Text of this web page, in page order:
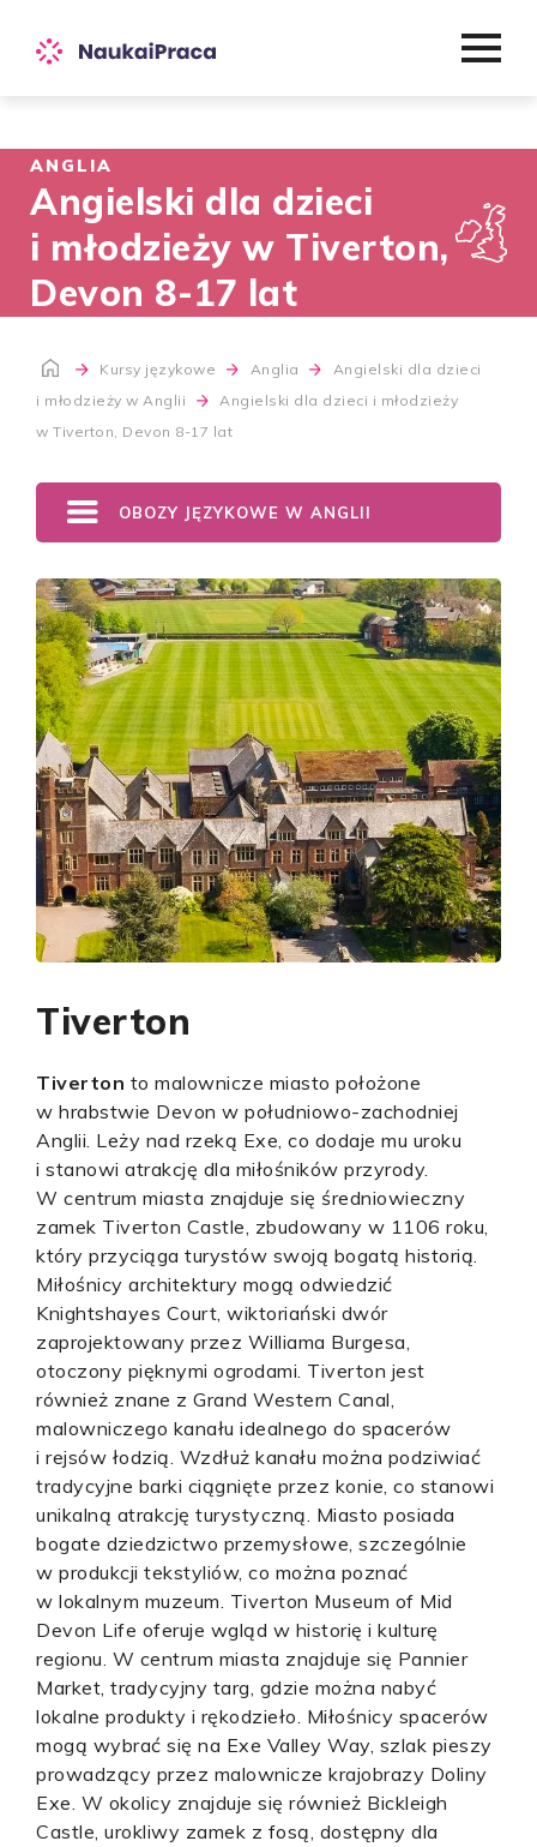
ANGLIA
Angielski dla dzieci
i młodzieży w Tiverton,
Devon 8-17 lat
Kursy językowe Anglia
Angielski dla dzieci
i młodzieży w Anglii
Angielski dla dzieci i młodzieży
w Tiverton, Devon 8-17 lat
OBOZY JĘZYKOWE W ANGLII
Tiverton
Tiverton to malownicze miasto położone
w hrabstwie Devon w południowo-zachodniej
Anglii. Leży nad rzeką Exe, co dodaje mu uroku
i stanowi atrakcję dla miłośników przyrody.
W centrum miasta znajduje się średniowieczny
zamek Tiverton Castle, zbudowany w 1106 roku,
który przyciąga turystów swoją bogatą historią.
Miłośnicy architektury mogą odwiedzić
Knightshayes Court, wiktoriański dwór
zaprojektowany przez Williama Burgesa,
otoczony pięknymi ogrodami. Tiverton jest
również znane z Grand Western Canal,
malowniczego kanału idealnego do spacerów
i rejsów łodzią. Wzdłuż kanału można podziwiać
tradycyjne barki ciągnięte przez konie, co stanowi
unikalną atrakcję turystyczną. Miasto posiada
bogate dziedzictwo przemysłowe, szczególnie
w produkcji tekstyliów, co można poznać
w lokalnym muzeum. Tiverton Museum of Mid
Devon Life oferuje wgląd w historię i kulturę
regionu. W centrum miasta znajduje się Pannier
Market, tradycyjny targ, gdzie można nabyć
lokalne produkty i rękodzieło. Miłośnicy spacerów
mogą wybrać się na Exe Valley Way, szlak pieszy
prowadzący przez malownicze krajobrazy Doliny
Exe. W okolicy znajduje się również Bickleigh
Castle, urokliwy zamek z fosą, dostępny dla